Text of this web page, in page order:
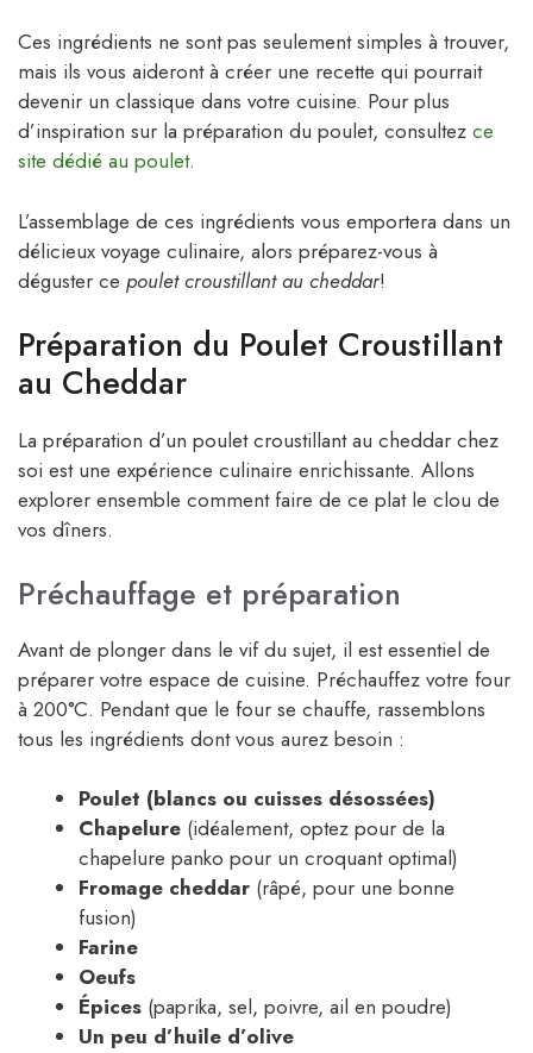
Ces ingrédients ne sont pas seulement simples à trouver,
mais ils vous aideront à créer une recette qui pourrait
devenir un classique dans votre cuisine. Pour plus
d’inspiration sur la préparation du poulet, consultez ce
site dédié au poulet.
L’assemblage de ces ingrédients vous emportera dans un
délicieux voyage culinaire, alors préparez-vous à
déguster ce poulet croustillant au cheddar!
Préparation du Poulet Croustillant
au Cheddar
La préparation d’un poulet croustillant au cheddar chez
soi est une expérience culinaire enrichissante. Allons
explorer ensemble comment faire de ce plat le clou de
vos dîners.
Préchauffage et préparation
Avant de plonger dans le vif du sujet, il est essentiel de
préparer votre espace de cuisine. Préchauffez votre four
à 200°C. Pendant que le four se chauffe, rassemblons
tous les ingrédients dont vous aurez besoin :
Poulet (blancs ou cuisses désossées)
Chapelure (idéalement, optez pour de la
chapelure panko pour un croquant optimal)
Fromage cheddar (râpé, pour une bonne
fusion)
Farine
Oeufs
Épices (paprika, sel, poivre, ail en poudre)
Un peu d’huile d’olive